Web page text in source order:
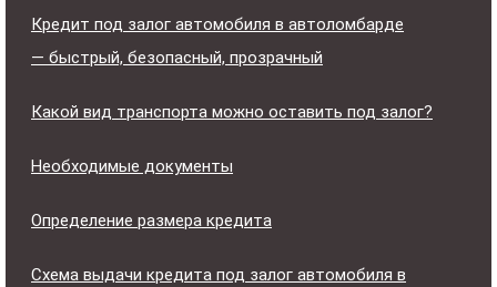
Кредит под залог автомобиля в автоломбарде
— быстрый, безопасный, прозрачный
Какой вид транспорта можно оставить под залог?
Необходимые документы
Определение размера кредита
Схема выдачи кредита под залог автомобиля в